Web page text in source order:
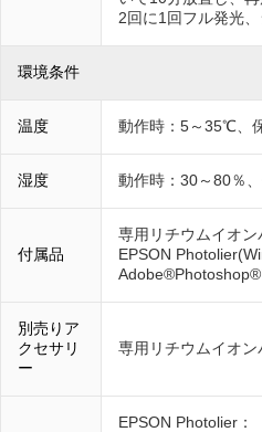
2回に1回フル発光
環境条件
温度 動作時：5～35℃、
湿度 動作時：30～80％
付属品
専用リチウムイオ
EPSON
別売りア
クセサリ
ー
専用リチウムイオ
EPSON Photolier：